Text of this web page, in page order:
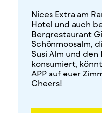
Nices Extra am
Hotel und auch
Bergrestaurant
Schönmoosalm,
Susi Alm und
konsumiert,
APP auf euer
Cheers!